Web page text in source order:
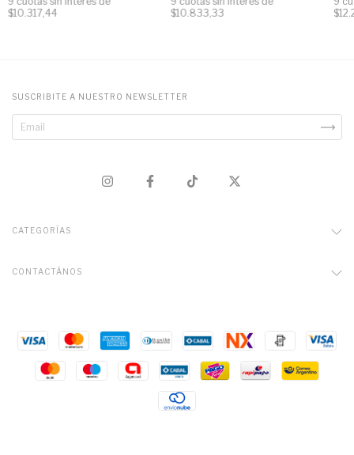
$10.317,44
$10.833,33
SUSCRIBITE A NUESTRO NEWSLETTER
CATEGORÍAS
CONTACTÁNOS